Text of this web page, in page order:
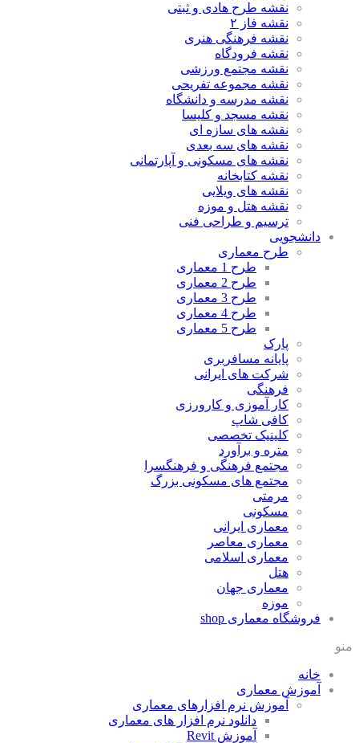
نقشه طرح هادی و ثبتی
نقشه فاز ۲
نقشه فرهنگی هنری
نقشه فرودگاه
نقشه مجتمع ورزشی
نقشه مجموعه تفریحی
نقشه مدرسه و دانشگاه
نقشه مسجد و کلیسا
نقشه های سازه ای
نقشه های سه بعدی
نقشه های مسکونی و آپارتمانی
نقشه کتابخانه
نقشه های ویلایی
نقشه هتل و موزه
ترسیم و طراحی فنی
دانشجویی
طرح معماری
طرح 1 معماری
طرح 2 معماری
طرح 3 معماری
طرح 4 معماری
طرح 5 معماری
پارک
پایانه مسافربری
شرکت های ایرانی
فرهنگی
کار آموزی و کارورزی
کافی شاپ
کلینیک تخصصی
متره و برآورد
مجتمع فرهنگی و فرهنگسرا
مجتمع های مسکونی بزرگ
مرمتی
مسکونی
معماری ایرانی
معماری معاصر
معماری اسلامی
هتل
معماری جهان
موزه
فروشگاه معماری shop
منو
خانه
آموزش معماری
آموزش نرم افزارهای معماری
دانلود نرم افزار های معماری
آموزش Revit